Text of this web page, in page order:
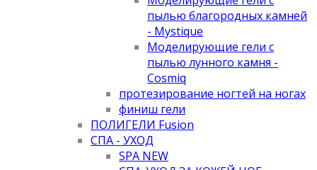
пылью благородных камней
- Mystique
Моделирующие гели с
пылью лунного камня -
Cosmiq
протезирование ногтей на ногах
финиш гели
ПОЛИГЕЛИ Fusion
СПА - УХОД
SPA NEW